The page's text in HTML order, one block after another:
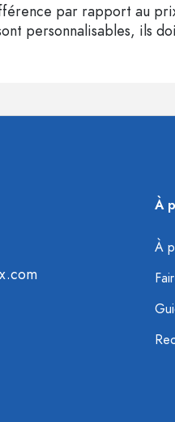
par rapport au
personnalisables, ils
À
À